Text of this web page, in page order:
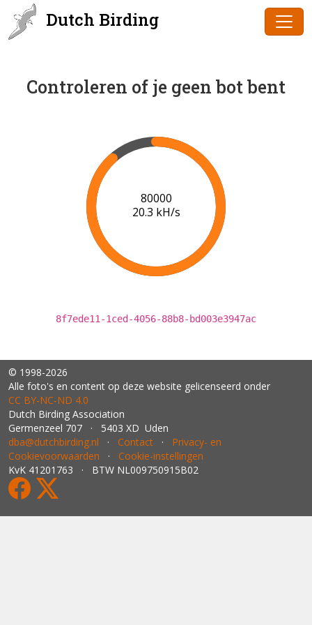
Dutch Birding
Controleren of je geen bot bent
83000
20.3 kH/s
8f7ede11-1ced-4056-88b8-bd003e3947ac
© 1998-2026
Alle foto's en content op deze website gelicenseerd onder
CC BY‑NC‑ND 4.0
Dutch Birding Association
Germenzeel 707 · 5403 XD Uden
dba@dutchbirding.nl · Contact · Privacy- en
Cookievoorwaarden · Cookie-instellingen
KvK 41201763 · BTW NL009750915B02